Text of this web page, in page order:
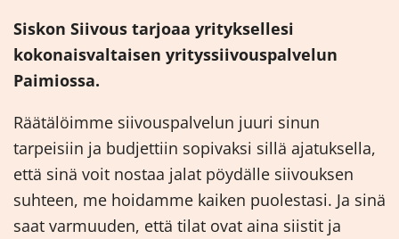
Siskon Siivous tarjoaa yrityksellesi
kokonaisvaltaisen yrityssiivouspalvelun
Paimiossa.
Räätälöimme siivouspalvelun juuri sinun
tarpeisiin ja budjettiin sopivaksi sillä ajatuksella,
että sinä voit nostaa jalat pöydälle siivouksen
suhteen, me hoidamme kaiken puolestasi. Ja sinä
saat varmuuden, että tilat ovat aina siistit ja